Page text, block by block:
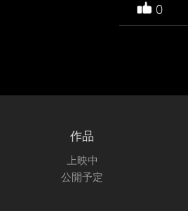
0
作品
上映中
公開予定